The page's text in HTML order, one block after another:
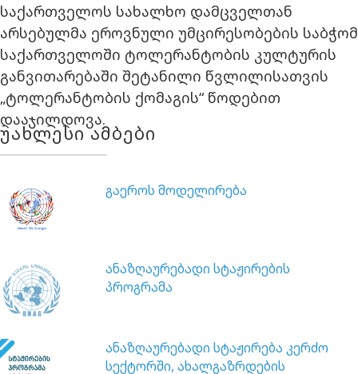
საქართველოს სახალხო დამცველთან
არსებულმა ეროვნული უმცირესობების საბჭომ
საქართველოში ტოლერანტობის კულტურის
განვითარებაში შეტანილი წვლილისათვის
„ტოლერანტობის ქომაგის“ წოდებით
დააჯილდოვა.
უახლესი ამბები
გაეროს მოდელირება
ანაზღაურებადი სტაჟირების
პროგრამა
ანაზღაურებადი სტაჟირება კერძო
სექტორში, ახალგაზრდების